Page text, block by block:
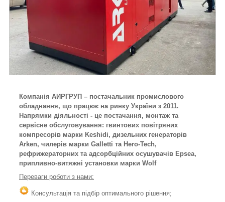
Компанія АИРГРУП – постачальник промислового
обладнання, що працює на ринку України з 2011.
Напрямки діяльності - це постачання, монтаж та
сервісне обслуговування: гвинтових повітряних
компресорів марки Keshidi, дизельних генераторів
Arken, чилерів марки Galletti та Hero-Tech,
рефрижераторних та адсорбційних осушувачів Epsea,
припливно-витяжні установки марки Wolf
Переваги роботи з нами:
Консультація та підбір оптимального рішення;